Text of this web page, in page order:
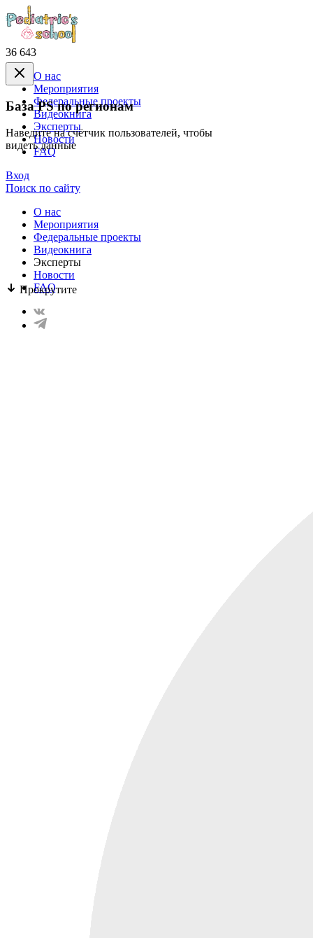
36 643
База PS по регионам
Наведите на счётчик пользователей, чтобы
видеть данные
Прокрутите
О нас
Mероприятия
Федеральные проекты
Видеокнига
Эксперты
Новости
FAQ
Вход
Поиск по сайту
О нас
Mероприятия
Федеральные проекты
Видеокнига
Эксперты
Новости
FAQ